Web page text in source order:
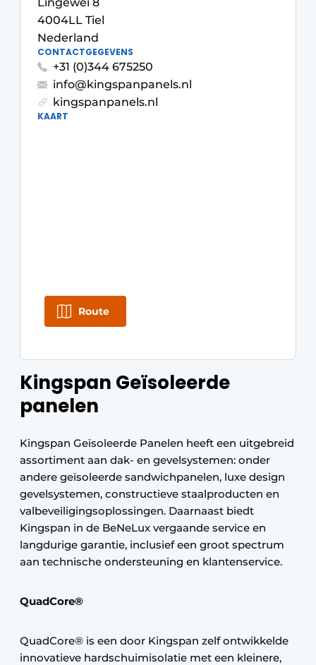
Podcasts
Privacy / Cookie statement
storymetadata
Vacature aanmelden
Vacatures
Glas
Modulair bouwen
Kingspan Geïsoleerde
panelen
Kingspan Geïsoleerde Panelen heeft een uitgebreid
assortiment aan dak- en gevelsystemen: onder
andere geïsoleerde sandwichpanelen, luxe design
gevelsystemen, constructieve staalproducten en
valbeveiligingsoplossingen. Daarnaast biedt
Kingspan in de BeNeLux vergaande service en
langdurige garantie, inclusief een groot spectrum
aan technische ondersteuning en klantenservice.
QuadCore®
QuadCore® is een door Kingspan zelf ontwikkelde
innovatieve hardschuimisolatie met een kleinere,
4004LL Tiel
Nederland
CONTACTGEGEVENS
+31 (0)344 675250
info@kingspanpanels.nl
kingspanpanels.nl
KAART
Route